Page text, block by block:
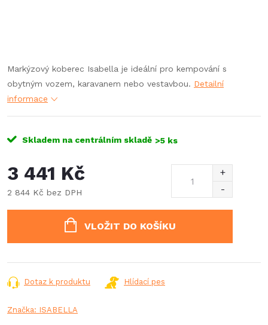
Markýzový koberec Isabella je ideální pro kempování s
obytným vozem, karavanem nebo vestavbou. Detailní
informace
Skladem na centrálním skladě >5 ks
3 441 Kč
2 844 Kč bez DPH
VLOŽIT DO KOŠÍKU
Dotaz k produktu Hlídací pes
Značka: ISABELLA